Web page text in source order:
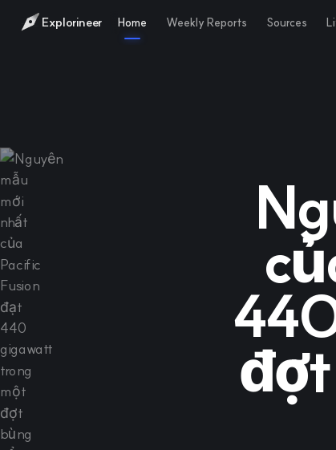
Explorineer Home Weekly Reports Sources